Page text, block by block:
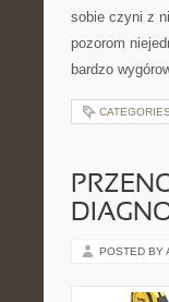
sobie czyni z
pozorom
bardzo
POSTED BY